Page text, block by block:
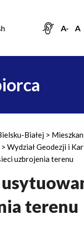
A- A
Białej
Wydział Geodezji i
uzbrojenia terenu
terenu